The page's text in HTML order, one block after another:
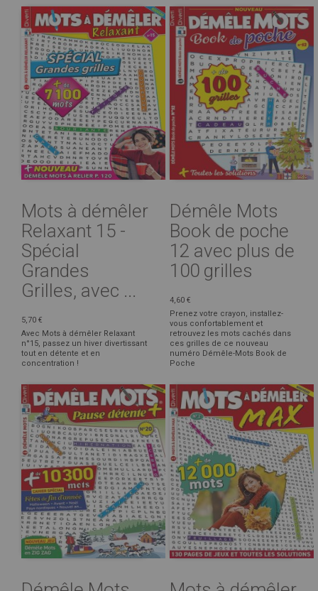
Mots à démêler
Relaxant 15 -
Spécial
Grandes
Grilles, avec ...
5,70 €
Avec Mots à démêler Relaxant
n°15, passez un hiver divertissant
tout en détente et en
concentration !
Démêle Mots
Book de poche
12 avec plus de
100 grilles
4,60 €
Prenez votre crayon, installez-
vous confortablement et
retrouvez les mots cachés dans
ces grilles de ce nouveau
numéro Démêle-Mots Book de
Poche